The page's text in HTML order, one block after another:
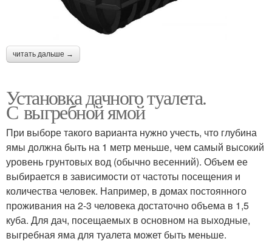
читать дальше →
Установка дачного туалета.
С выгребной ямой
При выборе такого варианта нужно учесть, что глубина
ямы должна быть на 1 метр меньше, чем самый высокий
уровень грунтовых вод (обычно весенний). Объем ее
выбирается в зависимости от частоты посещения и
количества человек. Например, в домах постоянного
проживания на 2-3 человека достаточно объема в 1,5
куба. Для дач, посещаемых в основном на выходные,
выгребная яма для туалета может быть меньше.